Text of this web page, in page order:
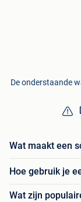
De onderstaande
Wat maakt een
Hoe gebruik je
Wat zijn